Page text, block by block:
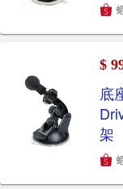
$
底
架